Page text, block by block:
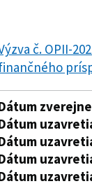
č. OPII-